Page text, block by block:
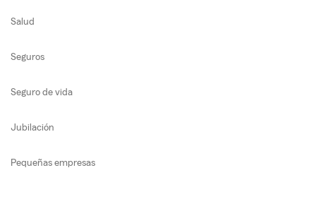
Salud
Seguros
Seguro de vida
Jubilación
Pequeñas empresas